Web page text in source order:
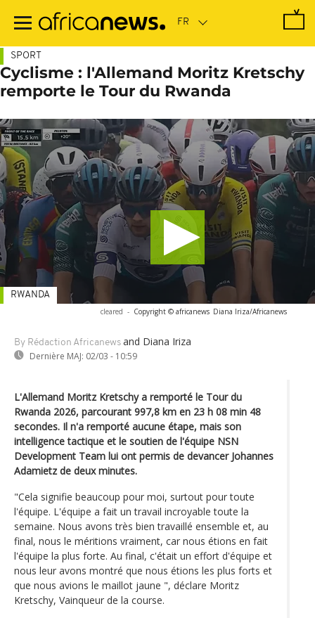
contenu
SPORT
Cyclisme : l'Allemand Moritz Kretschy
remporte le Tour du Rwanda
cleared - Copyright © africanews Diana Iriza/Africanews
By Rédaction Africanews and Diana Iriza
Dernière MAJ: 02/03 - 10:59
RWANDA
L'Allemand Moritz Kretschy a remporté le Tour du
Rwanda 2026, parcourant 997,8 km en 23 h 08 min 48
secondes. Il n'a remporté aucune étape, mais son
intelligence tactique et le soutien de l'équipe NSN
Development Team lui ont permis de devancer Johannes
Adamietz de deux minutes.
"Cela signifie beaucoup pour moi, surtout pour toute
l'équipe. L'équipe a fait un travail incroyable toute la
semaine. Nous avons très bien travaillé ensemble et, au
final, nous le méritions vraiment, car nous étions en fait
l'équipe la plus forte. Au final, c'était un effort d'équipe et
nous leur avons montré que nous étions les plus forts et
que nous avions le maillot jaune ", déclare Moritz
Kretschy, Vainqueur de la course.